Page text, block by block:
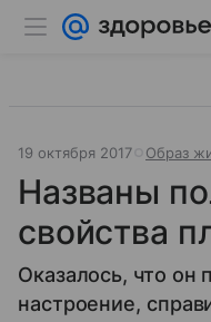
19 октября 2017 Образ
Названы
свойства
Оказалось, что он
настроение,